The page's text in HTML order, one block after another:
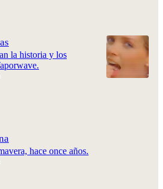
la historia y los
hace once años.